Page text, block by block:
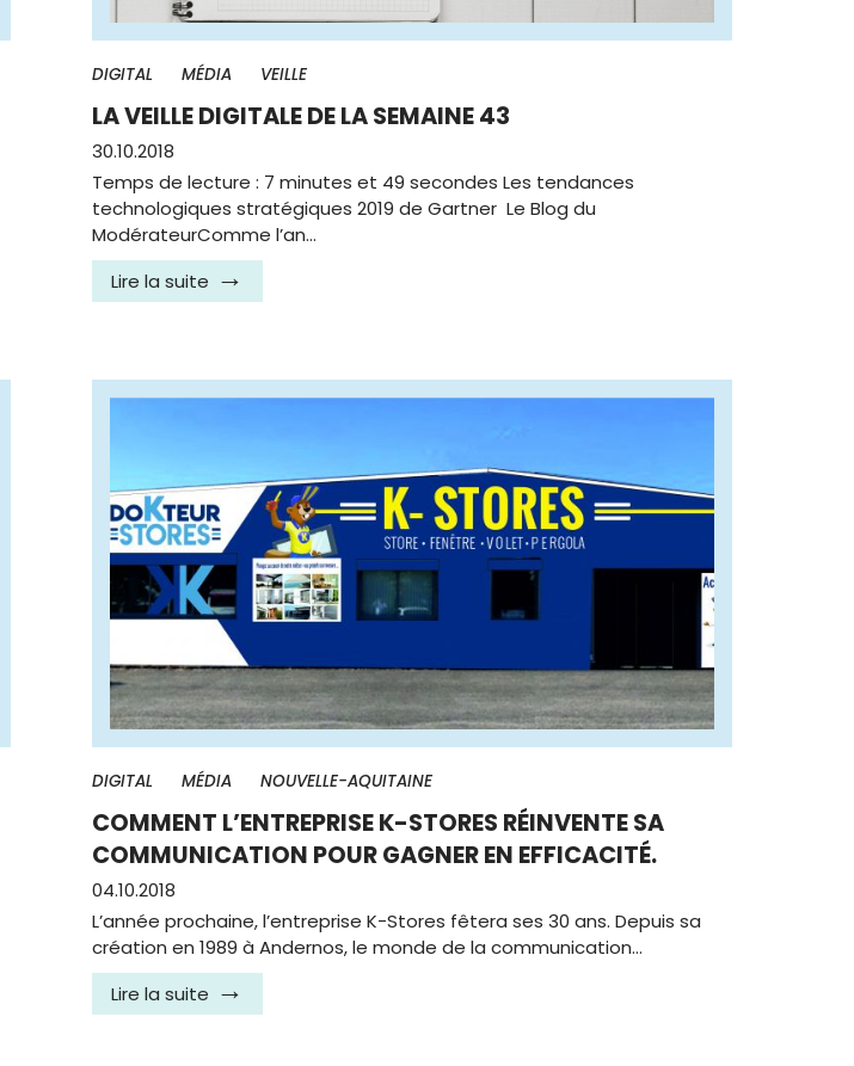
DIGITAL MÉDIA VEILLE
LA VEILLE DIGITALE DE LA SEMAINE 43
30.10.2018
Temps de lecture : 7 minutes et 49 secondes Les tendances
technologiques stratégiques 2019 de Gartner Le Blog du
ModérateurComme l’an…
Lire la suite
DIGITAL MÉDIA NOUVELLE-AQUITAINE
COMMENT L’ENTREPRISE K-STORES RÉINVENTE SA
COMMUNICATION POUR GAGNER EN EFFICACITÉ.
04.10.2018
L’année prochaine, l’entreprise K-Stores fêtera ses 30 ans. Depuis sa
création en 1989 à Andernos, le monde de la communication…
Lire la suite